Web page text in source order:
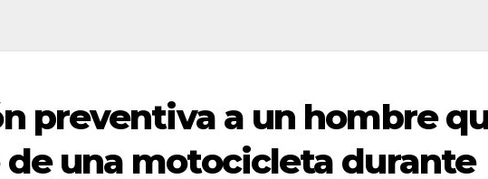
preventiva a un hombre
una motocicleta durante